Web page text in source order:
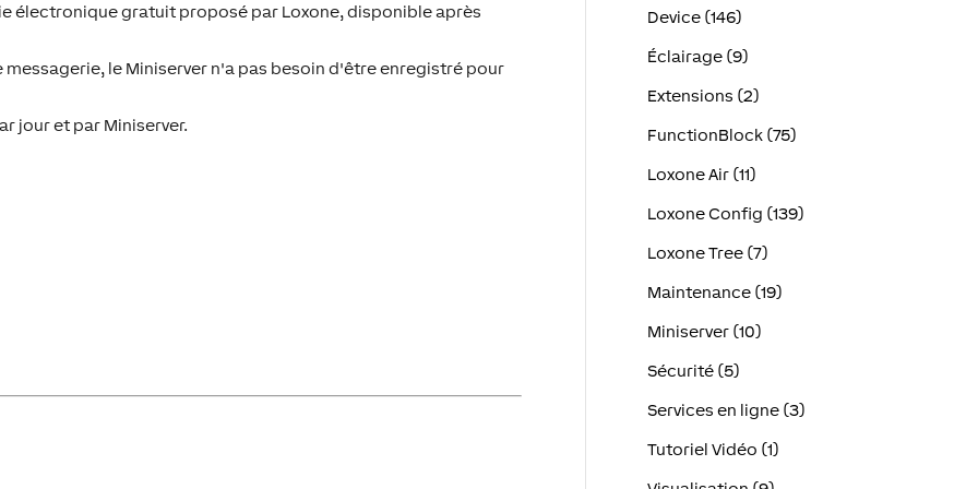
électronique gratuit proposé par Loxone, disponible après
le Miniserver n'a pas besoin d'être enregistré pour
jour et par Miniserver.
Device (146)
Éclairage (9)
Extensions (2)
FunctionBlock (75)
Loxone Air (11)
Loxone Config (139)
Loxone Tree (7)
Maintenance (19)
Miniserver (10)
Sécurité (5)
Services en ligne (3)
Tutoriel Vidéo (1)